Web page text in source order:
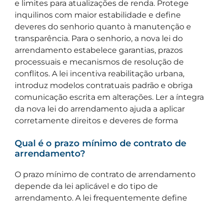
e limites para atualizações de renda. Protege
inquilinos com maior estabilidade e define
deveres do senhorio quanto à manutenção e
transparência. Para o senhorio, a nova lei do
arrendamento estabelece garantias, prazos
processuais e mecanismos de resolução de
conflitos. A lei incentiva reabilitação urbana,
introduz modelos contratuais padrão e obriga
comunicação escrita em alterações. Ler a íntegra
da nova lei do arrendamento ajuda a aplicar
corretamente direitos e deveres de forma
Qual é o prazo mínimo de contrato de
arrendamento?
O prazo mínimo de contrato de arrendamento
depende da lei aplicável e do tipo de
arrendamento. A lei frequentemente define